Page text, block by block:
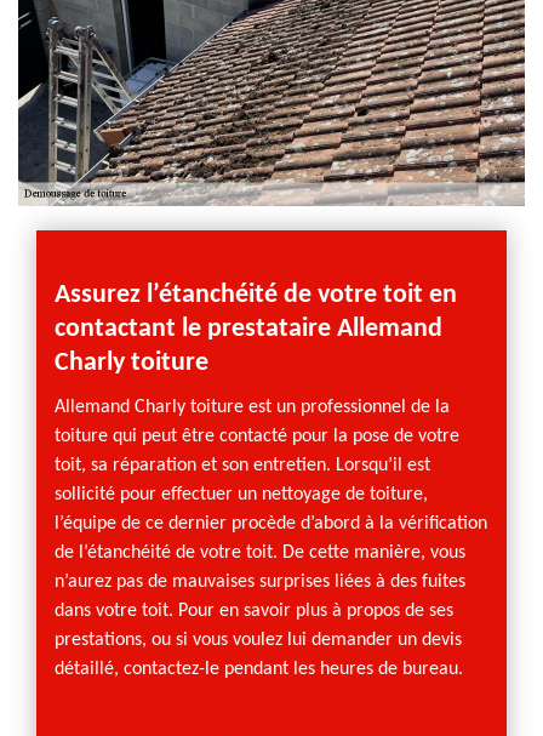
ville de Saint Germain La Ville.
Assurez l’étanchéité de votre toit en
contactant le prestataire Allemand
Charly toiture
Allemand Charly toiture est un professionnel de la
toiture qui peut être contacté pour la pose de votre
toit, sa réparation et son entretien. Lorsqu’il est
sollicité pour effectuer un nettoyage de toiture,
l’équipe de ce dernier procède d’abord à la vérification
de l’étanchéité de votre toit. De cette manière, vous
n’aurez pas de mauvaises surprises liées à des fuites
dans votre toit. Pour en savoir plus à propos de ses
prestations, ou si vous voulez lui demander un devis
détaillé, contactez-le pendant les heures de bureau.